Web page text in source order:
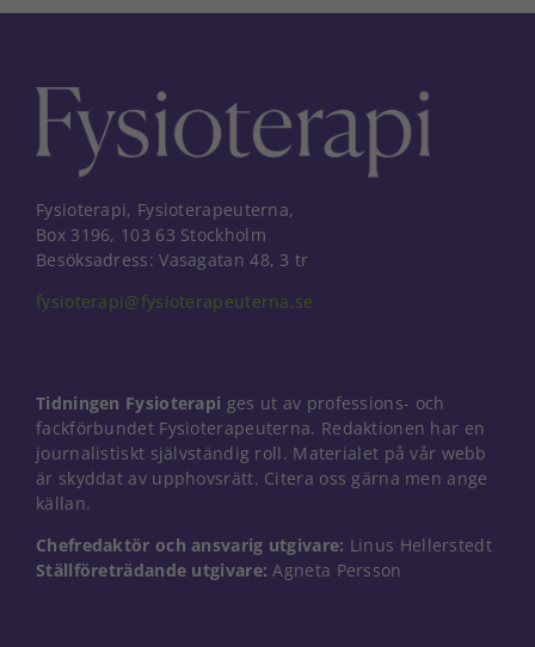
Fysioterapi, Fysioterapeuterna,
Box 3196, 103 63 Stockholm
Besöksadress: Vasagatan 48, 3 tr
fysioterapi@fysioterapeuterna.se
Tidningen Fysioterapi ges ut av professions- och
fackförbundet Fysioterapeuterna. Redaktionen har en
journalistiskt självständig roll. Materialet på vår webb
är skyddat av upphovsrätt. Citera oss gärna men ange
källan.
Chefredaktör och ansvarig utgivare: Linus Hellerstedt
Ställföreträdande utgivare: Agneta Persson
Nödvändiga
Dessa kakor